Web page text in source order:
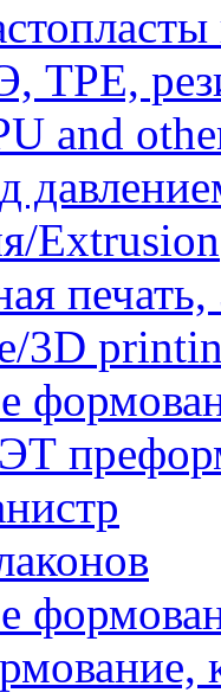
TPE,
and
Extrusion
3D